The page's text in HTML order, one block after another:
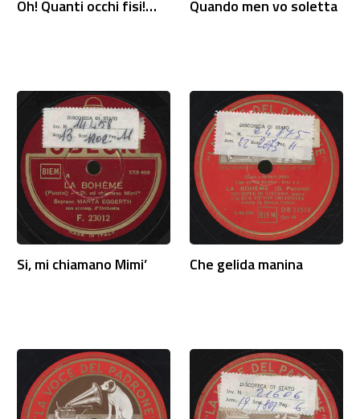
Oh! Quanti occhi fisi!… Quando men vo soletta
Si, mi chiamano Mimi’ Che gelida manina